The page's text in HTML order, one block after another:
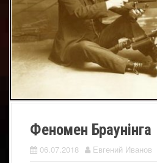
Феномен Браунінга
06.07.2018 Евгений Иванов